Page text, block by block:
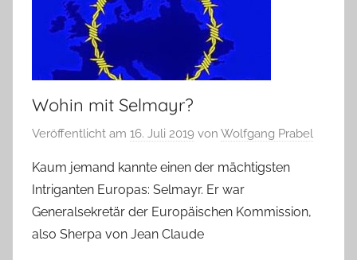
Wohin mit Selmayr?
Veröffentlicht am 16. Juli 2019 von Wolfgang Prabel
Kaum jemand kannte einen der mächtigsten
Intriganten Europas: Selmayr. Er war
Generalsekretär der Europäischen Kommission,
also Sherpa von Jean Claude